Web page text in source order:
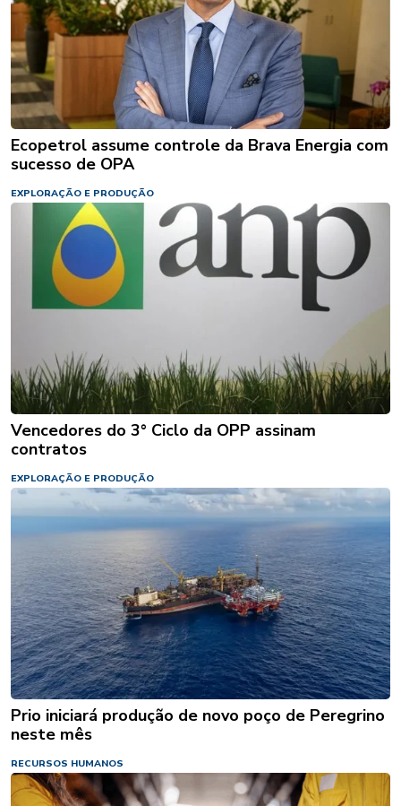
Ecopetrol assume controle da Brava Energia com
sucesso de OPA
EXPLORAÇÃO E PRODUÇÃO
Vencedores do 3° Ciclo da OPP assinam
contratos
EXPLORAÇÃO E PRODUÇÃO
Prio iniciará produção de novo poço de Peregrino
neste mês
RECURSOS HUMANOS